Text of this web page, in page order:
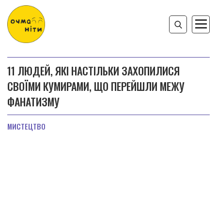
11 ЛЮДЕЙ, ЯКІ НАСТІЛЬКИ ЗАХОПИЛИСЯ
СВОЇМИ КУМИРАМИ, ЩО ПЕРЕЙШЛИ МЕЖУ
ФАНАТИЗМУ
МИСТЕЦТВО